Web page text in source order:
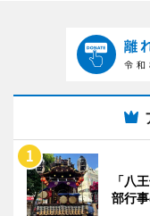
「八
部行